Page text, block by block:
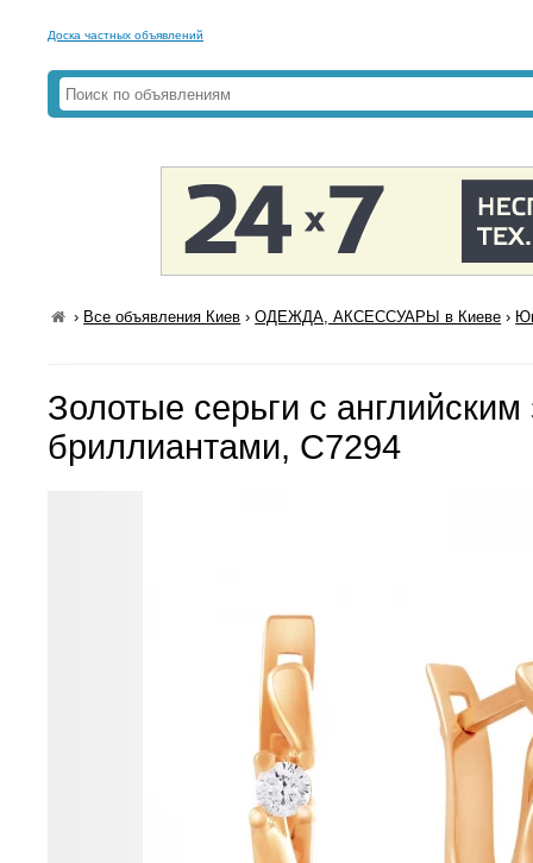
Доска частных объявлений
› Все объявления Киев ›ОДЕЖДА, АКСЕССУАРЫ в Киеве ›
Золотые серьги с
бриллиантами, С7294